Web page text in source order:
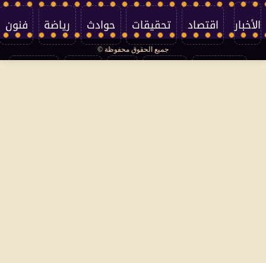
الأخبار اقتصاد تحقيقات حوادث رياضة فنون
جميع الحقوق محفوظة ©